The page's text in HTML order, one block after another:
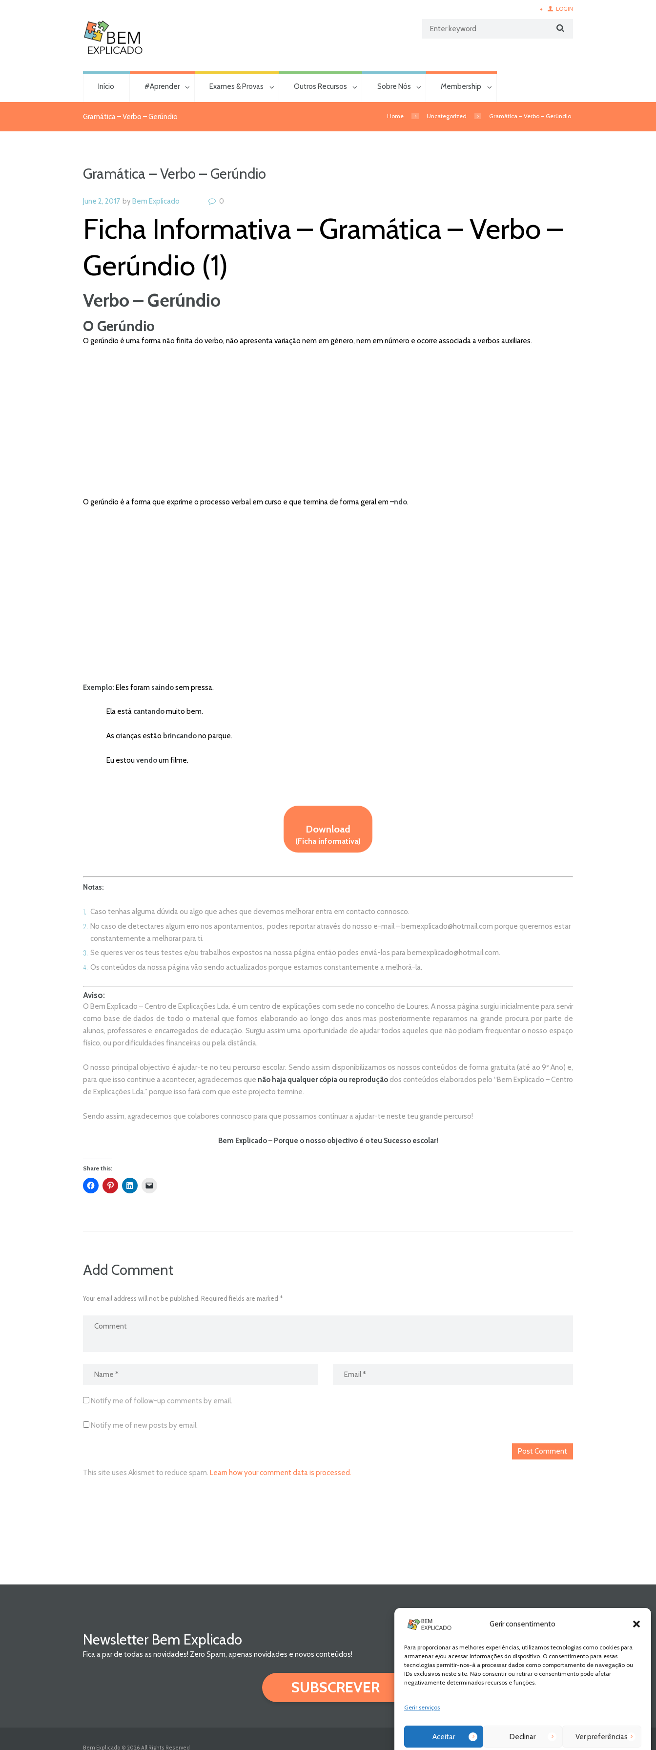
Gerir consentimento
Para proporcionar as melhores experiências, utilizamos tecnologias como cookies para
armazenar e/ou acessar informações do dispositivo. O consentimento para essas
tecnologias permitir-nos-à a processar dados como comportamento de navegação ou
IDs exclusivos neste site. Não consentir ou retirar o consentimento pode afetar
negativamente determinados recursos e funções.
Gerir serviços
Aceitar Declinar Ver preferências
LOGIN
Início #Aprender Exames & Provas Outros Recursos Sobre Nós Membership
Gramática – Verbo – Gerúndio Home Uncategorized Gramática – Verbo – Gerúndio
Gramática – Verbo – Gerúndio
June 2, 2017 byBem Explicado 0
Ficha Informativa – Gramática – Verbo –
Gerúndio (1)
Verbo – Gerúndio
O Gerúndio
O gerúndio é uma forma não finita do verbo, não apresenta variação nem em género, nem em número e ocorre associada a verbos auxiliares.
O gerúndio é a forma que exprime o processo verbal em curso e que termina de forma geral em –ndo.
Exemplo: Eles foram saindosem pressa.
Ela está cantandomuito bem.
As crianças estão brincandono parque.
Eu estouvendoum filme.
Download
(Ficha informativa)
Notas:
Caso tenhas alguma dúvida ou algo que aches que devemos melhorar entra em contacto connosco.
No caso de detectares algum erro nos apontamentos, podes reportar através do nosso e-mail – bemexplicado@hotmail.com porque queremos estar
constantemente a melhorar para ti.
Se queres ver os teus testes e/ou trabalhos expostos na nossa página então podes enviá-los para bemexplicado@hotmail.com.
Os conteúdos da nossa página vão sendo actualizados porque estamos constantemente a melhorá-la.
Aviso:
O Bem Explicado – Centro de Explicações Lda. é um centro de explicações com sede no concelho de Loures. A nossa página surgiu inicialmente para servir
como base de dados de todo o material que fomos elaborando ao longo dos anos mas posteriormente reparamos na grande procura por parte de
alunos, professores e encarregados de educação. Surgiu assim uma oportunidade de ajudar todos aqueles que não podiam frequentar o nosso espaço
físico, ou por dificuldades financeiras ou pela distância.
O nosso principal objectivo é ajudar-te no teu percurso escolar. Sendo assim disponibilizamos os nossos conteúdos de forma gratuita (até ao 9º Ano) e,
para que isso continue a acontecer, agradecemos que não haja qualquer cópia ou reprodução dos conteúdos elaborados pelo “Bem Explicado – Centro
de Explicações Lda.” porque isso fará com que este projecto termine.
Sendo assim, agradecemos que colabores connosco para que possamos continuar a ajudar-te neste teu grande percurso!
Bem Explicado – Porque o nosso objectivo é o teu Sucesso escolar!
Share this:
Add Comment
Your email address will not be published. Required fields are marked *
Notify me of follow-up comments by email.
Notify me of new posts by email.
This site uses Akismet to reduce spam. Learn how your comment data is processed.
Newsletter Bem Explicado
Fica a par de todas as novidades! Zero Spam, apenas novidades e novos conteúdos!
SUBSCREVER
Bem Explicado © 2026 All Rights Reserved